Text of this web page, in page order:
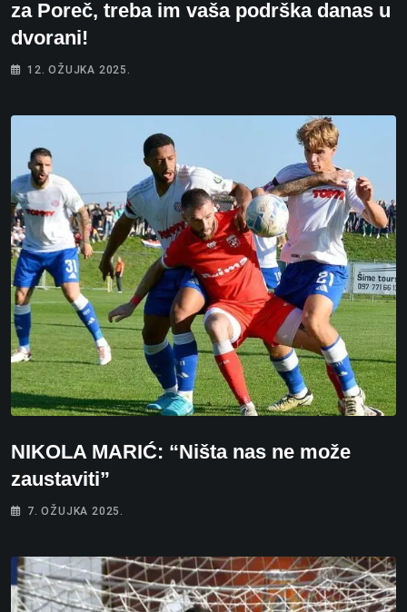
za Poreč, treba im vaša podrška danas u
dvorani!
12. OŽUJKA 2025.
NIKOLA MARIĆ: “Ništa nas ne može
zaustaviti”
7. OŽUJKA 2025.